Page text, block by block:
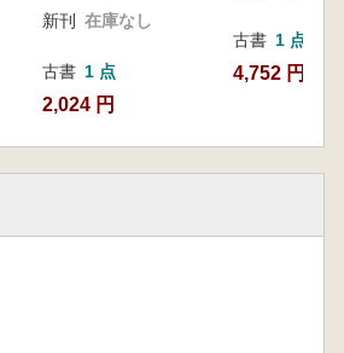
新刊 在庫なし
古書 1 点
2,024 円
古書 1 点
4,752 円